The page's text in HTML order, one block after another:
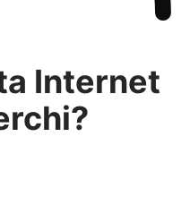
Internet